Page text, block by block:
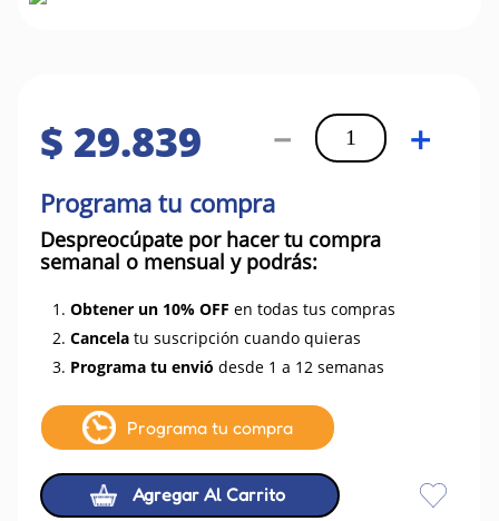
$ 29.839 ＋
－
Programa tu compra
Despreocúpate por hacer tu compra
semanal o mensual y podrás:
1. Obtener un 10% OFF en todas tus compras
2. Cancela tu suscripción cuando quieras
3. Programa tu envió desde 1 a 12 semanas
Programa tu compra
Agregar Al Carrito